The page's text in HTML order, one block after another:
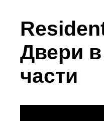
Двери
части